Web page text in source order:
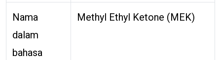
Nama
dalam
bahasa
Methyl Ethyl Ketone (MEK)